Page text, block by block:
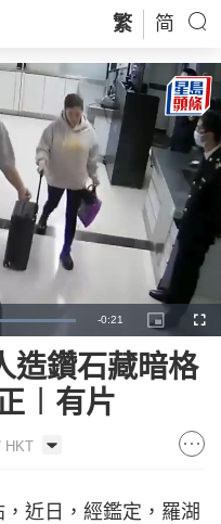
繁 简
Remaining
Time
-0:21
Picture-
in-
造鑽石藏暗格
︱有片
HKT
近日，經鑑定，羅湖